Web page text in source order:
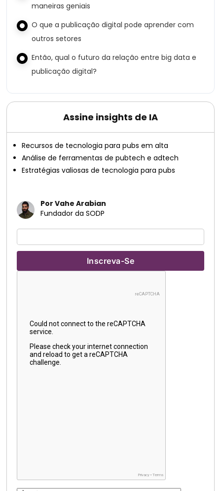
maneiras geniais
O que a publicação digital pode aprender com
outros setores
Então, qual o futuro da relação entre big data e
publicação digital?
Assine insights de IA
Recursos de tecnologia para pubs em alta
Análise de ferramentas de pubtech e adtech
Estratégias valiosas de tecnologia para pubs
Por Vahe Arabian
Fundador da SODP